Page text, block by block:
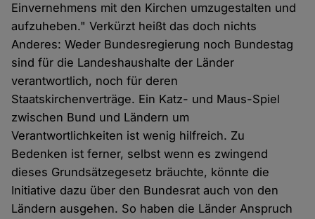
Einvernehmens mit den Kirchen umzugestalten und
aufzuheben." Verkürzt heißt das doch nichts
Anderes: Weder Bundesregierung noch Bundestag
sind für die Landeshaushalte der Länder
verantwortlich, noch für deren
Staatskirchenverträge. Ein Katz- und Maus-Spiel
zwischen Bund und Ländern um
Verantwortlichkeiten ist wenig hilfreich. Zu
Bedenken ist ferner, selbst wenn es zwingend
dieses Grundsätzegesetz bräuchte, könnte die
Initiative dazu über den Bundesrat auch von den
Ländern ausgehen. So haben die Länder Anspruch